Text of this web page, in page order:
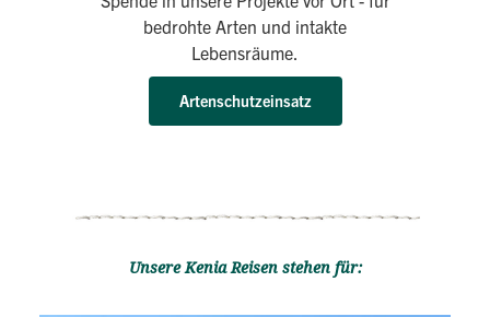
bedrohte Arten und intakte
Lebensräume.
Artenschutzeinsatz
Unsere Kenia Reisen stehen für: